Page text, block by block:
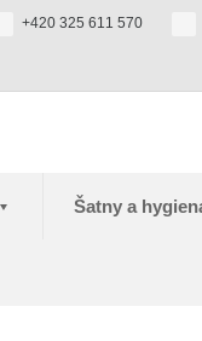
+420 325 611 570
Šatny a